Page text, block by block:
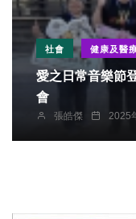
社會 健康及醫
愛之日常音樂節
會
張皓傑 2025